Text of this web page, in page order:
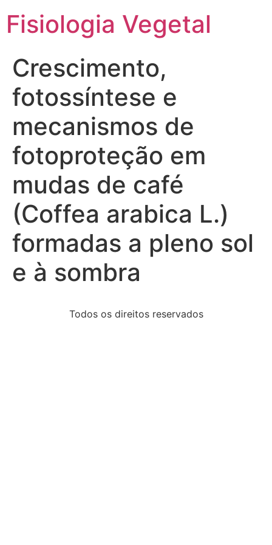
Fisiologia Vegetal
Crescimento,
fotossíntese e
mecanismos de
fotoproteção em
mudas de café
(Coffea arabica L.)
formadas a pleno sol
e à sombra
Todos os direitos reservados